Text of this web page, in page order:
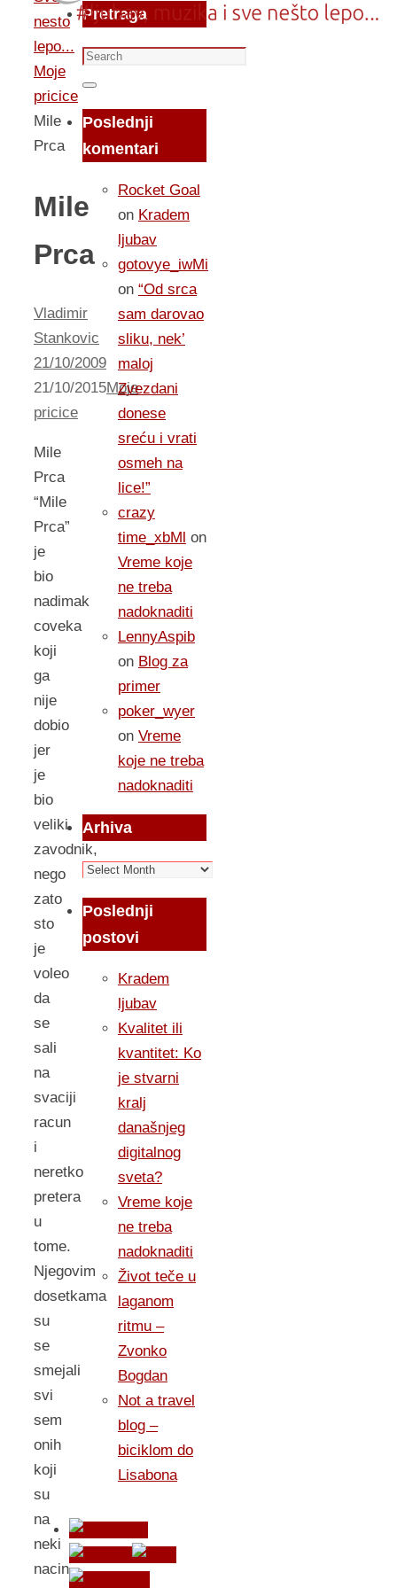
nesto
lepo...
Moje
pricice
Mile
Prca
Mile
Prca
Vladimir
Stankovic
21/10/2009
21/10/2015Moje
pricice
Mile
Prca
“Mile
Prca”
je
bio
nadimak
coveka
koji
ga
nije
dobio
jer
je
bio
veliki
zavodnik,
nego
zato
sto
je
voleo
da
se
sali
na
svaciji
racun
i
neretko
pretera
u
tome.
Njegovim
dosetkama
su
se
smejali
svi
sem
onih
koji
su
na
neki
nacin
Pretraga
Search
for:
Search
Poslednji
komentari
Rocket Goal
on Kradem
ljubav
gotovye_iwMi
on “Od srca
sam darovao
sliku, nek’
maloj
Zvezdani
donese
sreću i vrati
osmeh na
lice!”
crazy
time_xbMl on
Vreme koje
ne treba
nadoknaditi
LennyAspib
on Blog za
primer
poker_wyer
on Vreme
koje ne treba
nadoknaditi
Arhiva
Arhiva
Poslednji
postovi
Kradem
ljubav
Kvalitet ili
kvantitet: Ko
je stvarni
kralj
današnjeg
digitalnog
sveta?
Vreme koje
ne treba
nadoknaditi
Život teče u
laganom
ritmu –
Zvonko
Bogdan
Not a travel
blog –
biciklom do
Lisabona